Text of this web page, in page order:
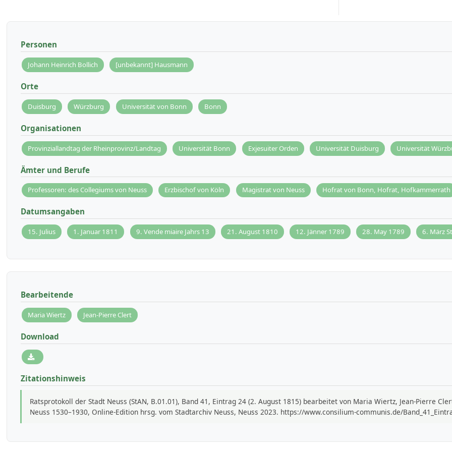
Personen
Johann Heinrich Bollich [unbekannt] Hausmann
Orte
Duisburg Würzburg Universität von Bonn Bonn
Organisationen
Provinziallandtag der Rheinprovinz/Landtag Universität Bonn Exjesuiter Orden Universität Duisburg Universität
Ämter und Berufe
Professoren: des Collegiums von Neuss Erzbischof von Köln Magistrat von Neuss Hofrat von Bonn, Hofrat, Hofkammerrath
Datumsangaben
15. Julius 1. Januar 1811 9. Vende miaire Jahrs 13 21. August 1810 12. Jänner 1789 28. May 1789 6. März
Bearbeitende
Maria Wiertz Jean-Pierre Clert
Download
Zitationshinweis
Ratsprotokoll der Stadt Neuss (StAN, B.01.01), Band 41, Eintrag 24 (2. August 1815) bearbeitet von Maria Wiertz, Jean-Pierre
Neuss 1530–1930, Online-Edition hrsg. vom Stadtarchiv Neuss, Neuss 2023. https://www.consilium-communis.de/